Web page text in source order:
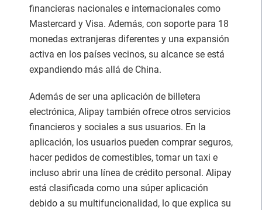
financieras nacionales e internacionales como
Mastercard y Visa. Además, con soporte para 18
monedas extranjeras diferentes y una expansión
activa en los países vecinos, su alcance se está
expandiendo más allá de China.
Además de ser una aplicación de billetera
electrónica, Alipay también ofrece otros servicios
financieros y sociales a sus usuarios. En la
aplicación, los usuarios pueden comprar seguros,
hacer pedidos de comestibles, tomar un taxi e
incluso abrir una línea de crédito personal. Alipay
está clasificada como una súper aplicación
debido a su multifuncionalidad, lo que explica su